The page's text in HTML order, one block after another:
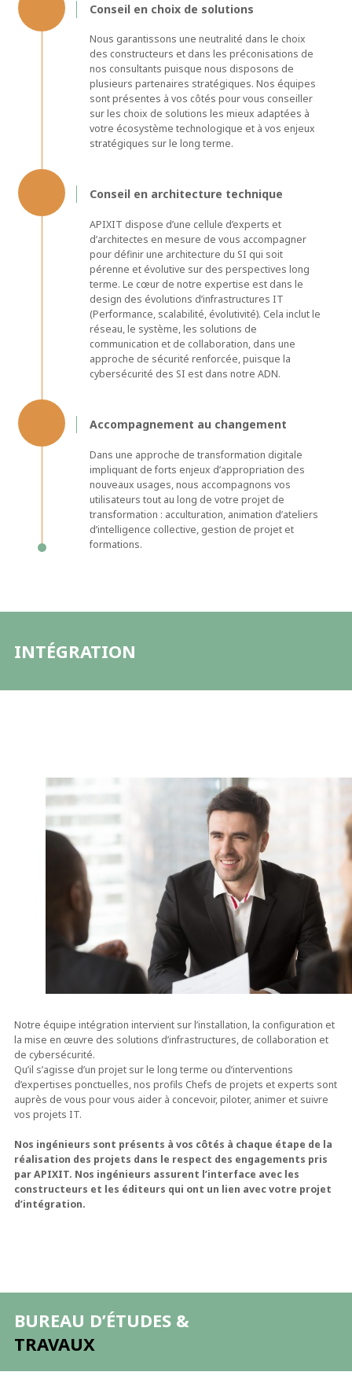
Conseil en choix de solutions
Nous garantissons une neutralité dans le choix
des constructeurs et dans les préconisations de
nos consultants puisque nous disposons de
plusieurs partenaires stratégiques. Nos équipes
sont présentes à vos côtés pour vous conseiller
sur les choix de solutions les mieux adaptées à
votre écosystème technologique et à vos enjeux
stratégiques sur le long terme.
Conseil en architecture technique
APIXIT dispose d’une cellule d’experts et
d’architectes en mesure de vous accompagner
pour définir une architecture du SI qui soit
pérenne et évolutive sur des perspectives long
terme. Le cœur de notre expertise est dans le
design des évolutions d’infrastructures IT
(Performance, scalabilité, évolutivité). Cela inclut le
réseau, le système, les solutions de
communication et de collaboration, dans une
approche de sécurité renforcée, puisque la
cybersécurité des SI est dans notre ADN.
Accompagnement au changement
Dans une approche de transformation digitale
impliquant de forts enjeux d’appropriation des
nouveaux usages, nous accompagnons vos
utilisateurs tout au long de votre projet de
transformation : acculturation, animation d’ateliers
d’intelligence collective, gestion de projet et
formations.
INTÉGRATION
Notre équipe intégration intervient sur l’installation, la configuration et
la mise en œuvre des solutions d’infrastructures, de collaboration et
de cybersécurité.
Qu’il s’agisse d’un projet sur le long terme ou d’interventions
d’expertises ponctuelles, nos profils Chefs de projets et experts sont
auprès de vous pour vous aider à concevoir, piloter, animer et suivre
vos projets IT.
Nos ingénieurs sont présents à vos côtés à chaque étape de la
réalisation des projets dans le respect des engagements pris
par APIXIT. Nos ingénieurs assurent l’interface avec les
constructeurs et les éditeurs qui ont un lien avec votre projet
d’intégration.
BUREAU D’ÉTUDES &
TRAVAUX